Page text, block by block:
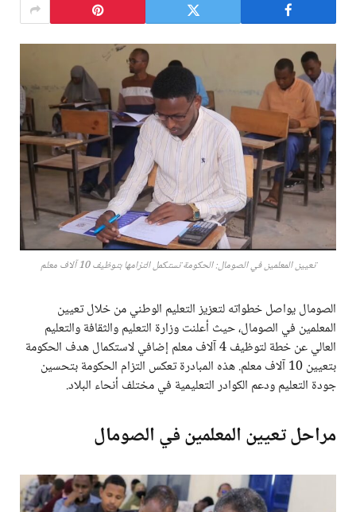
تعيين المعلمين في الصومال: الحكومة تستكمل التزامها بتوظيف 10 آلاف معلم
الصومال يواصل خطواته لتعزيز التعليم الوطني من خلال تعيين
المعلمين في الصومال، حيث أعلنت وزارة التعليم والثقافة والتعليم
العالي عن خطة لتوظيف 4 آلاف معلم إضافي لاستكمال هدف الحكومة
بتعيين 10 آلاف معلم. هذه المبادرة تعكس التزام الحكومة بتحسين
جودة التعليم ودعم الكوادر التعليمية في مختلف أنحاء البلاد.
مراحل تعيين المعلمين في الصومال